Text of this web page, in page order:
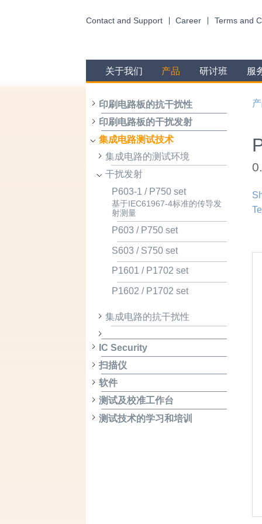
Contact and Support Career Terms and
关于我们 产品 研讨班 服
印刷电路板的抗干扰性
印刷电路板的干扰发射
集成电路测试技术
集成电路的测试环境
干扰发射
P603-1 / P750 set
基于IEC61967-4标准的传导发
射测量
P603 / P750 set
S603 / S750 set
P1601 / P1702 set
P1602 / P1702 set
集成电路的抗干扰性
IC Security
扫描仪
软件
测试及校准工作台
测试技术的学习和培训